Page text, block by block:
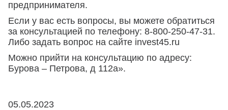
предпринимателя.
Если у вас есть вопросы, вы можете обратиться
за консультацией по телефону: 8-800-250-47-31.
Либо задать вопрос на сайте invest45.ru
Можно прийти на консультацию по адресу:
Бурова – Петрова, д 112а».
05.05.2023